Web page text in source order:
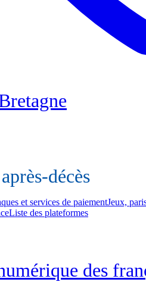
décès
et services de paiementJeux,
Liste des plateformes
des